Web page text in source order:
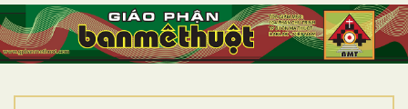
TRANG NHẤT
GIỚI THIỆU